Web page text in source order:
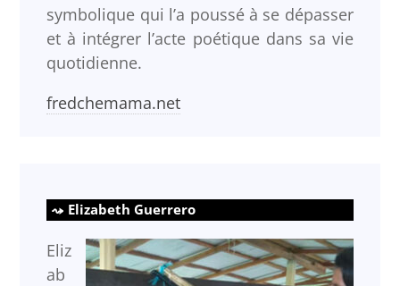
symbolique qui l’a poussé à se dépasser
et à intégrer l’acte poétique dans sa vie
quotidienne.
fredchemama.net
Elizabeth Guerrero
Eliz
ab